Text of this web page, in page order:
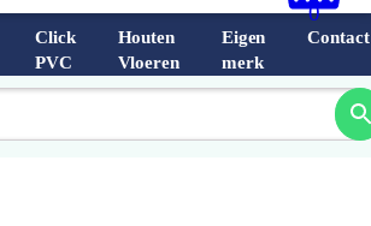
0
Click
PVC
Houten
Vloeren
Eigen
merk
Contact